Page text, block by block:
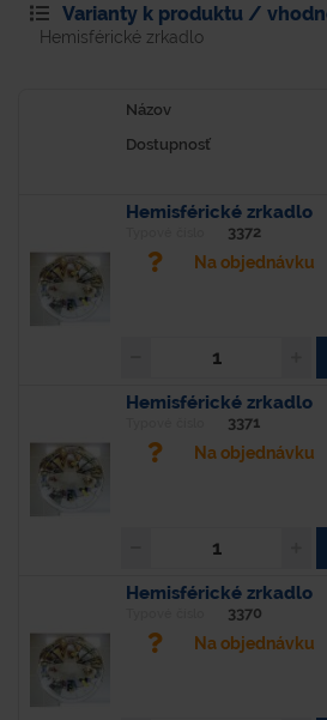
Varianty k produktu /
Hemisférické zrkadlo
Názov
Dostupnosť
Hemisférické zrkadlo
3372
Na objednávku
Hemisférické zrkadlo
3371
Na objednávku
Hemisférické zrkadlo
3370
Na objednávku